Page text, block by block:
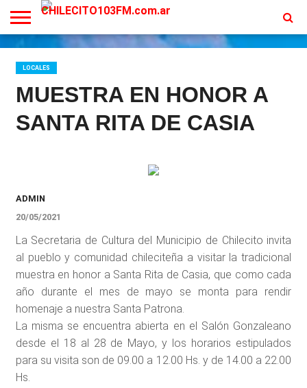
INICIO
EN
VIVO
PROGRAMACION
CONTACTO
LOCALES
MUESTRA EN HONOR A
SANTA RITA DE CASIA
ADMIN
20/05/2021
La Secretaria de Cultura del Municipio de Chilecito invita
al pueblo y comunidad chileciteña a visitar la tradicional
muestra en honor a Santa Rita de Casia, que como cada
año durante el mes de mayo se monta para rendir
homenaje a nuestra Santa Patrona.
La misma se encuentra abierta en el Salón Gonzaleano
desde el 18 al 28 de Mayo, y los horarios estipulados
para su visita son de 09.00 a 12.00 Hs. y de 14.00 a 22.00
Hs.